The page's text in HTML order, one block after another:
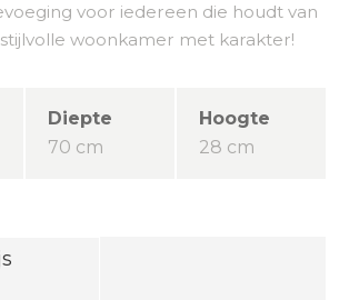
voor iedereen die houdt van
woonkamer met karakter!
Diepte
70 cm
Hoogte
28 cm